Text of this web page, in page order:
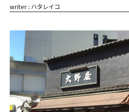
writer : ハタレイコ